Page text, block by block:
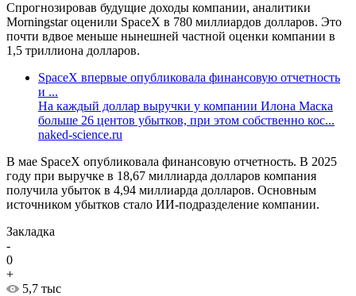
Спрогнозировав будущие доходы компании, аналитики
Morningstar оценили SpaceX в 780 миллиардов долларов. Это
почти вдвое меньше нынешней частной оценки компании в
1,5 триллиона долларов.
SpaceX впервые опубликовала финансовую отчетность
и ...
На каждый доллар выручки у компании Илона Маска
больше 26 центов убытков, при этом собственно кос...
naked-science.ru
В мае SpaceX опубликовала финансовую отчетность. В 2025
году при выручке в 18,67 миллиарда долларов компания
получила убыток в 4,94 миллиарда долларов. Основным
источником убытков стало ИИ-подразделение компании.
Закладка
-
0
+
5,7 тыс